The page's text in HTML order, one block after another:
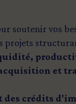
soutenir vos
projets
et
des crédits